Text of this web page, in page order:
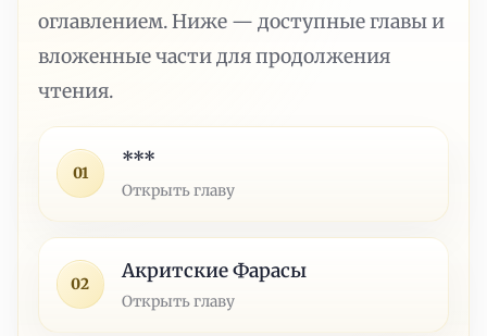
оглавлением. Ниже — доступные главы и
вложенные части для продолжения
чтения.
01
***
Открыть главу
02
Акритские Фарасы
Открыть главу